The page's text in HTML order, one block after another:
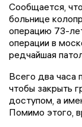
Сообщается,
больнице
операцию 73-
операции в
редчайшая
Всего два часа
чтобы закрыть
доступом, а
Помимо этого,